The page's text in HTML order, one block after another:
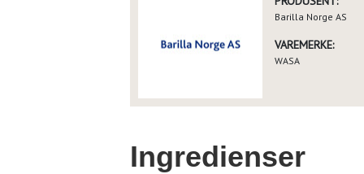
Barilla Norge AS
VAREMERKE:
WASA
Ingredienser